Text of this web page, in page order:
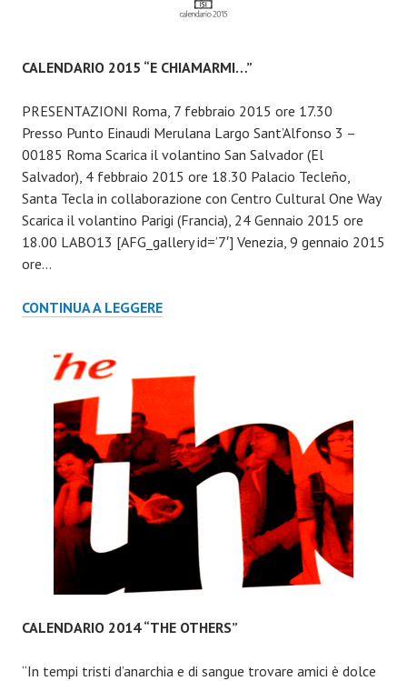
CALENDARIO 2015 “E CHIAMARMI…”
PRESENTAZIONI Roma, 7 febbraio 2015 ore 17.30
Presso Punto Einaudi Merulana Largo Sant’Alfonso 3 –
00185 Roma Scarica il volantino San Salvador (El
Salvador), 4 febbraio 2015 ore 18.30 Palacio Tecleño,
Santa Tecla in collaborazione con Centro Cultural One Way
Scarica il volantino Parigi (Francia), 24 Gennaio 2015 ore
18.00 LABO13 [AFG_gallery id=’7′] Venezia, 9 gennaio 2015
ore…
CONTINUA A LEGGERECALENDARIO
CHIAMARMI…”
CALENDARIO 2014 “THE OTHERS”
“In tempi tristi d’anarchia e di sangue trovare amici è dolce